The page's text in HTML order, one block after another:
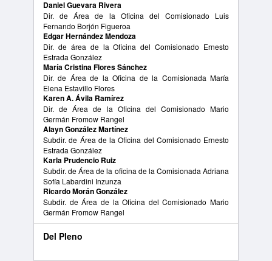
Daniel Guevara Rivera
Dir. de Área de la Oficina del Comisionado Luis
Fernando Borjón Figueroa
Edgar Hernández Mendoza
Dir. de área de la Oficina del Comisionado Ernesto
Estrada González
María Cristina Flores Sánchez
Dir. de Área de la Oficina de la Comisionada María
Elena Estavillo Flores
Karen A. Ávila Ramírez
Dir. de Área de la Oficina del Comisionado Mario
Germán Fromow Rangel
Alayn González Martínez
Subdir. de Área de la Oficina del Comisionado Ernesto
Estrada González
Karla Prudencio Ruiz
Subdir. de Área de la oficina de la Comisionada Adriana
Sofía Labardini Inzunza
Ricardo Morán González
Subdir. de Área de la Oficina del Comisionado Mario
Germán Fromow Rangel
Del Pleno